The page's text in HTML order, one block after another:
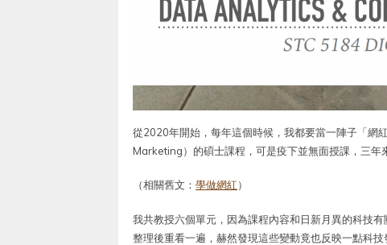
從2020年開始，每年這個時候，我都要當一陣子「
Marketing）的碩士課程，可是疫下並無面授課，三年
（相關舊文： 學做網紅）
我共教授六個單元，因為課程內容和日新月異的科技
整理後重看一遍，赫然發現這些變動竟也反映一點科技